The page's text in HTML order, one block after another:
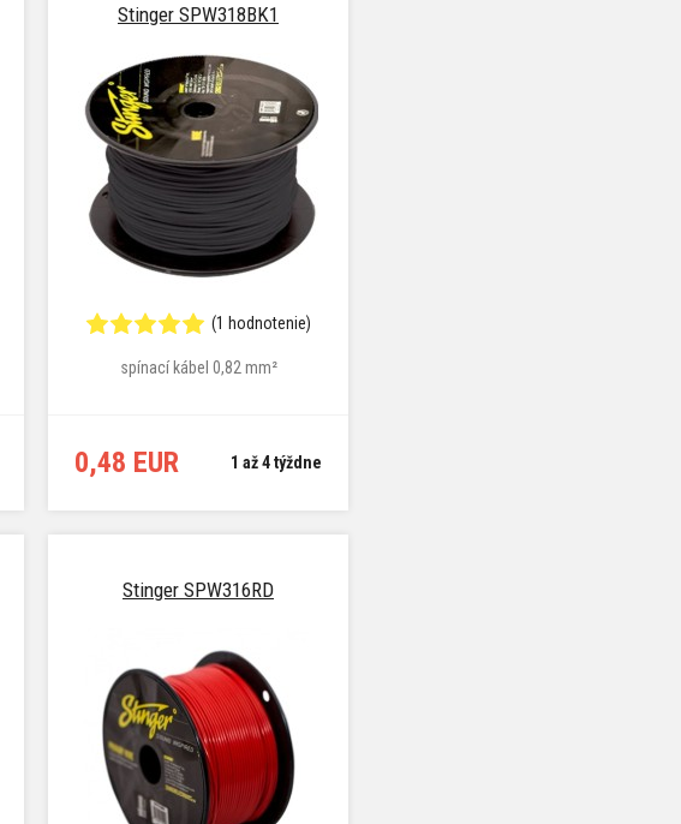
Stinger SPW318BK1
(1 hodnotenie)
spínací kábel 0,82 mm²
0,48 EUR 1 až 4 týždne
Stinger SPW316RD